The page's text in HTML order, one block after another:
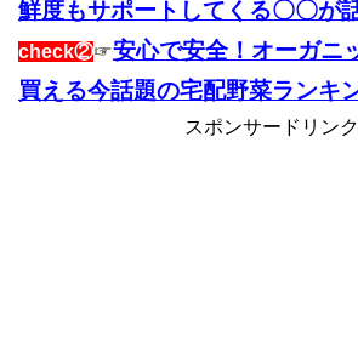
鮮度もサポートしてくる〇〇が
check②☞安心で安全！オーガニ
買える今話題の宅配野菜ランキ
スポンサードリンク